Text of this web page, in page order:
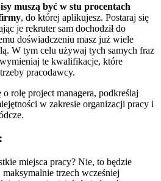
muszą być w stu procentach
, do której aplikujesz. Postaraj się
je rekruter sam dochodził do
doświadczeniu masz już wiele
W tym celu używaj tych samych fraz
te kwalifikacje, które
pracodawcy.
o rolę project managera, podkreślaj
w zakresie organizacji pracy i
miejsca pracy? Nie, to będzie
trzech wcześniej